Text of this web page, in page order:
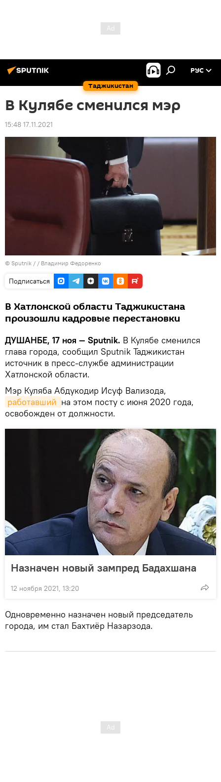
Таджикистан
РУС
В Кулябе сменился мэр
15:48 17.11.2021
© Sputnik / / Владимир Федоренко
Подписаться
В Хатлонской области Таджикистана
произошли кадровые перестановки
ДУШАНБЕ, 17 ноя — Sputnik. В Кулябе сменился
глава города, сообщил Sputnik Таджикистан
источник в пресс-службе администрации
Хатлонской области.
Мэр Куляба Абдукодир Исуф Вализода,
работавший на этом посту с июня 2020 года,
освобожден от должности.
Назначен новый зампред Бадахшана
12 ноября 2021, 13:20
Одновременно назначен новый председатель
города, им стал Бахтиёр Назарзода.